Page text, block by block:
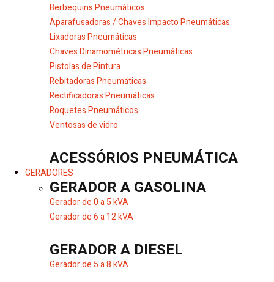
Berbequins Pneumáticos
Aparafusadoras / Chaves Impacto Pneumáticas
Lixadoras Pneumáticas
Chaves Dinamométricas Pneumáticas
Pistolas de Pintura
Rebitadoras Pneumáticas
Rectificadoras Pneumáticas
Roquetes Pneumáticos
Ventosas de vidro
ACESSÓRIOS PNEUMÁTICA
GERADORES
GERADOR A GASOLINA
Gerador de 0 a 5 kVA
Gerador de 6 a 12 kVA
GERADOR A DIESEL
Gerador de 5 a 8 kVA